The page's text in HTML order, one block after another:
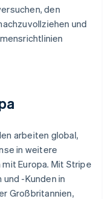
den
und
arbeiten global,
in weitere
Europa. Mit Stripe
-Kunden in
Großbritannien,